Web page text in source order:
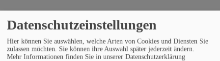
Datenschutzeinstellungen
Hier können Sie auswählen, welche Arten von Cookies und Diensten Sie
zulassen möchten. Sie können ihre Auswahl später jederzeit ändern.
Mehr Informationen finden Sie in unserer Datenschutzerklärung